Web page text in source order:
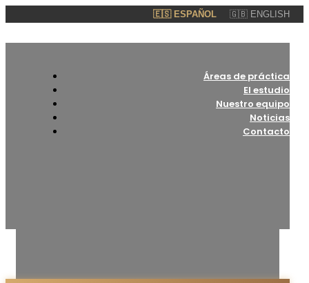
🇪🇸 ESPAÑOL 🇬🇧 ENGLISH
Áreas de práctica
El estudio
Nuestro equipo
Noticias
Contacto